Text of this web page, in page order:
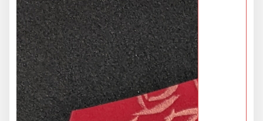
限時活動精選
限時特惠專區
餐飲廚具